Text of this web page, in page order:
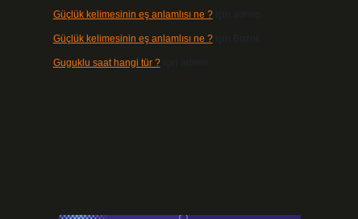
Güçlük kelimesinin eş anlamlısı ne ?için admin
Güçlük kelimesinin eş anlamlısı ne ?için Bozok
Guguklu saat hangi tür ?için admin